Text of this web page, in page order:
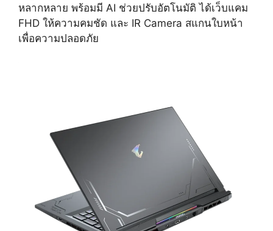
หลากหลาย พร้อมมี AI ช่วยปรับอัตโนมัติ ได้เว็บแคม
FHD ให้ความคมชัด และ IR Camera สแกนใบหน้า
เพื่อความปลอดภัย